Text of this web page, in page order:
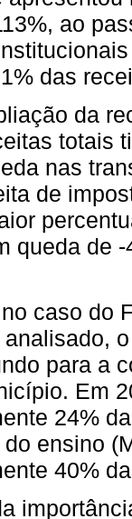
ao
das
da
totais
nas
de
queda de
caso do
para a
Em
24%
ensino
40%